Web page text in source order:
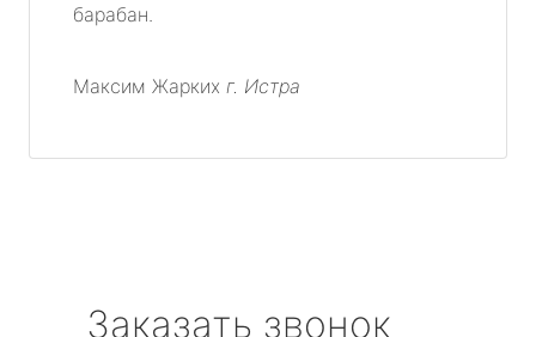
барабан.
Максим Жарких г. Истра
Заказать звонок